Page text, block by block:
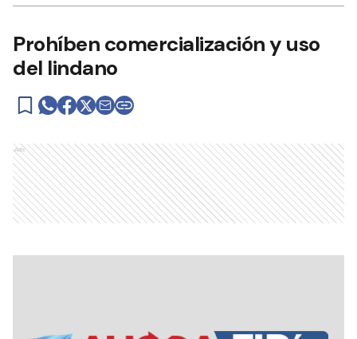
Prohíben comercialización y uso
del lindano
Ads